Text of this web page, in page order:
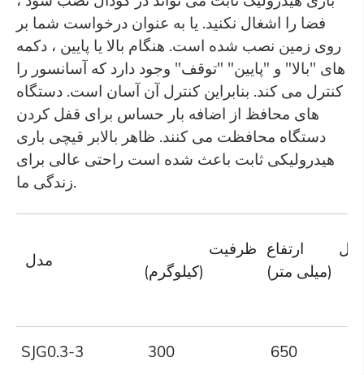
فضا را اشغال نکنید. یا به عنوان درخواست شما بر
روی زمین نصب شده است. هنگام بالا یا پایین ، دکمه
های "بالا" و "پایین" "توقف" وجود دارد که آسانسور را
کنترل می کند. بنابراین کنترل آن آسان است. دستگاه
های محافظ از اضافه بار حساس برای قفل کردن
دستگاه محافظت می کنند. ظاهر بالابر قیچی باری
هیدرولیکی ثابت باعث شده است راحتی عالی برای
زندگی ما.
مدل
(کیلوگرم)
ارتفاع
(میلی متر)
SJG0.3-3 300 650